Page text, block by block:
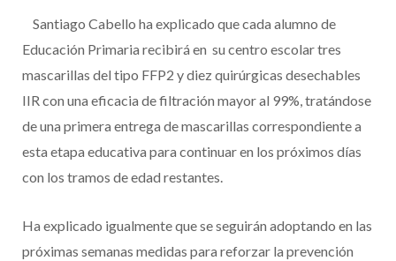
Santiago Cabello ha explicado que cada alumno de
Educación Primaria recibirá en su centro escolar tres
mascarillas del tipo FFP2 y diez quirúrgicas desechables
IIR con una eficacia de filtración mayor al 99%, tratándose
de una primera entrega de mascarillas correspondiente a
esta etapa educativa para continuar en los próximos días
con los tramos de edad restantes.
Ha explicado igualmente que se seguirán adoptando en las
próximas semanas medidas para reforzar la prevención